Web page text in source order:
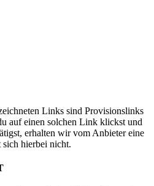
Links sind Provisionslinks
auf einen solchen Link klickst und
erhalten wir vom Anbieter eine
hierbei nicht.